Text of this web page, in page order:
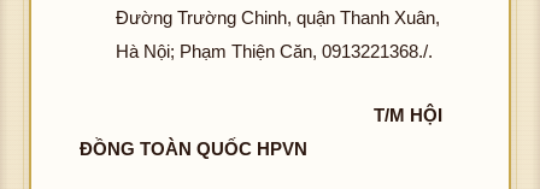
Đường Trường Chinh, quận Thanh Xuân,
Hà Nội; Phạm Thiện Căn, 0913221368./.
T/M HỘI
ĐỒNG TOÀN QUỐC HPVN